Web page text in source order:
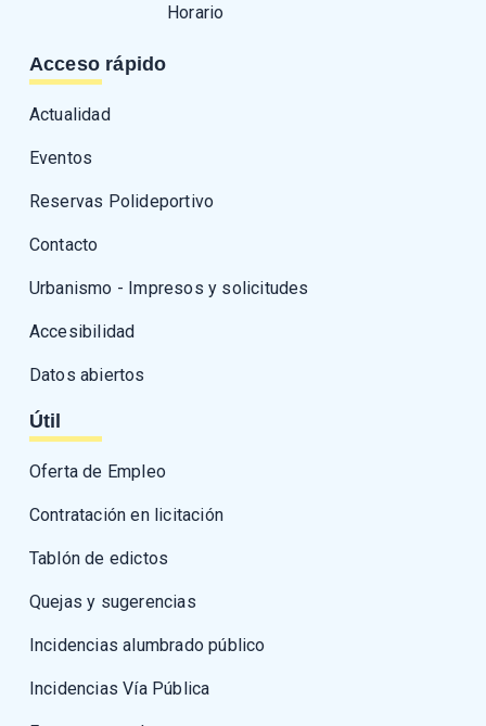
Horario
Acceso rápido
Actualidad
Eventos
Reservas Polideportivo
Contacto
Urbanismo - Impresos y solicitudes
Accesibilidad
Datos abiertos
Útil
Oferta de Empleo
Contratación en licitación
Tablón de edictos
Quejas y sugerencias
Incidencias alumbrado público
Incidencias Vía Pública